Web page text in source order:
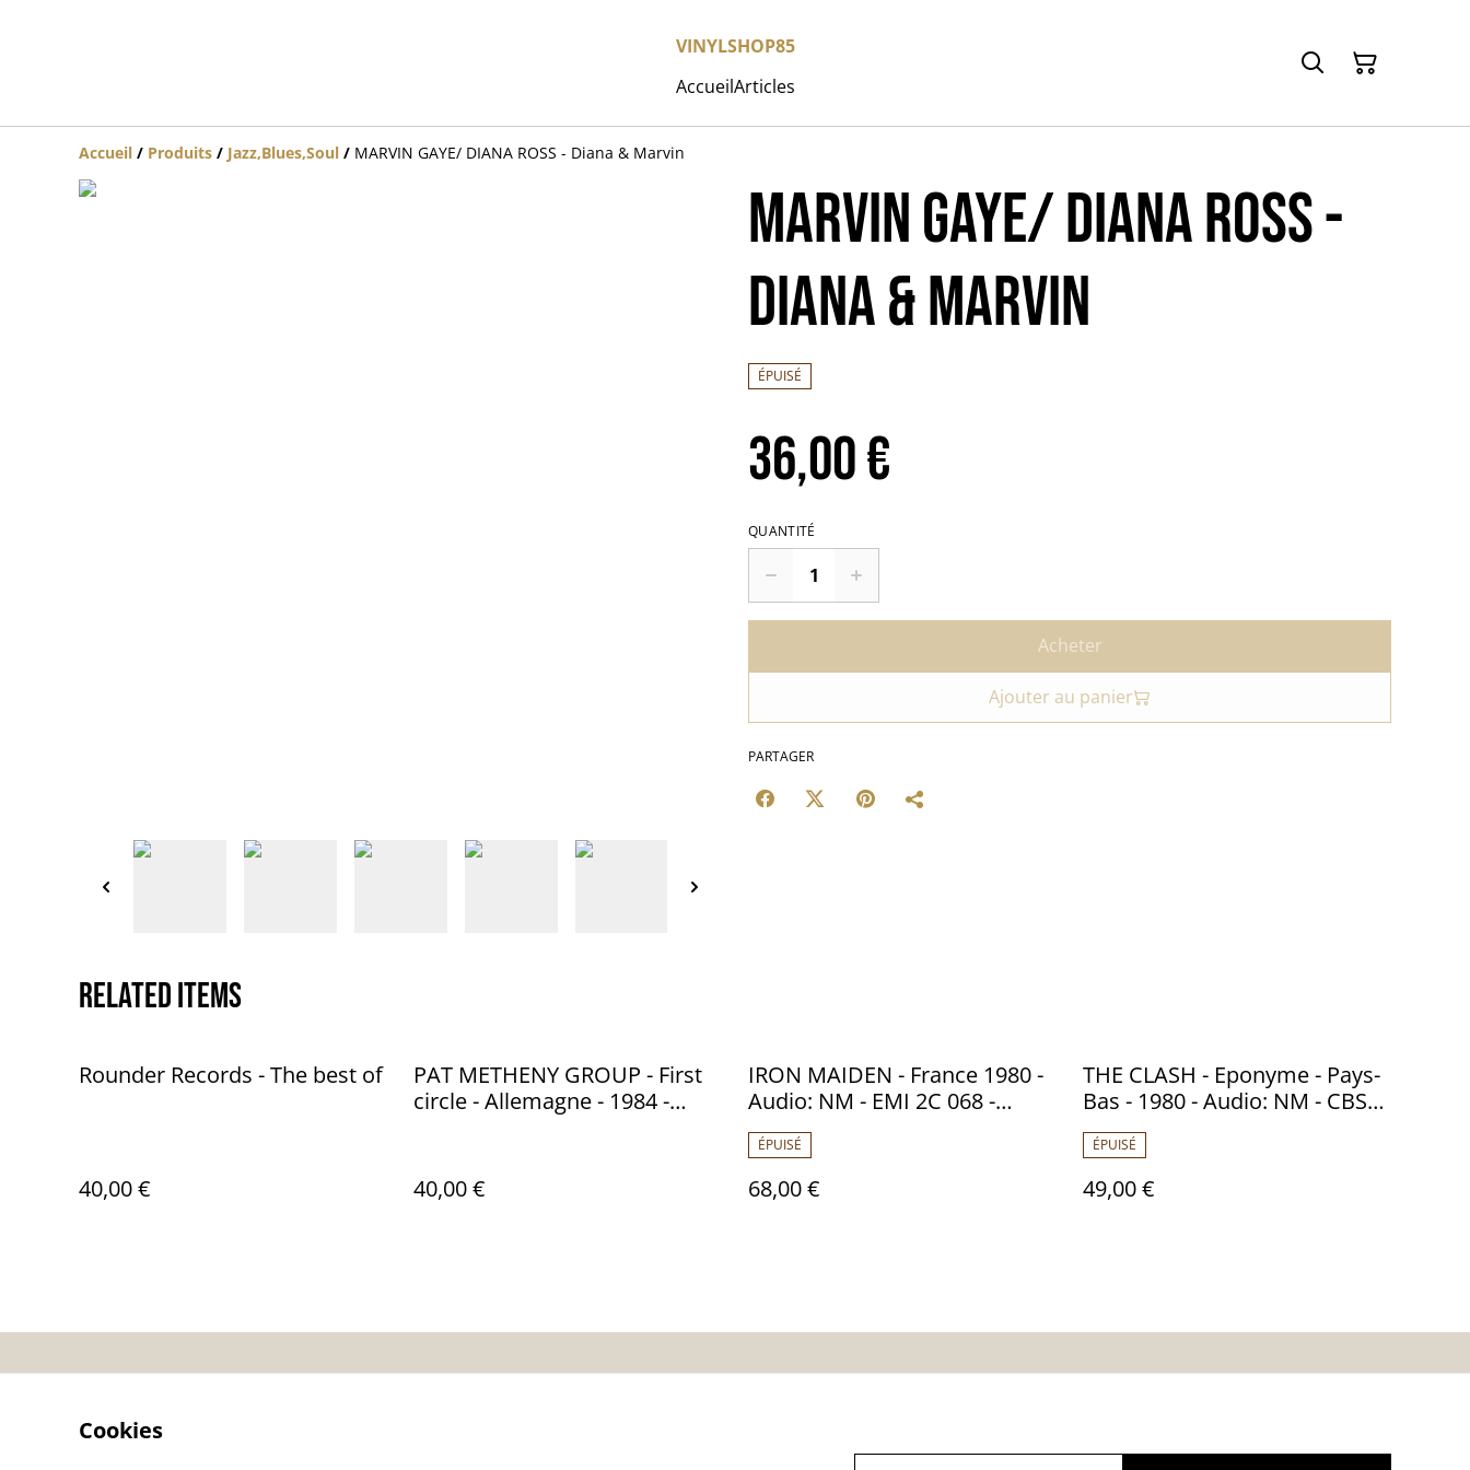
VINYLSHOP85
AccueilArticles
Accueil / Produits / Jazz,Blues,Soul / MARVIN GAYE/ DIANA ROSS - Diana & Marvin
MARVIN GAYE/ DIANA ROSS -
Diana & Marvin
ÉPUISÉ
36,00 €
QUANTITÉ
Acheter
Ajouter au panier
PARTAGER
Related items
Rounder Records - The best of
40,00 €
PAT METHENY GROUP - First
circle - Allemagne - 1984 -
40,00 €
IRON MAIDEN - France 1980 -
Audio: NM - EMI 2C 068 -
07.269
ÉPUISÉ
68,00 €
THE CLASH - Eponyme - Pays-
Bas - 1980 - Audio: NM - CBS
82000
ÉPUISÉ
49,00 €
Cookies